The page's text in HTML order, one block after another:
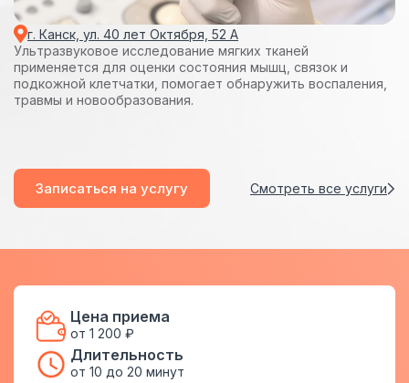
г. Канск, ул. 40 лет Октября, 52 А
Ультразвуковое исследование мягких тканей
применяется для оценки состояния мышц, связок и
подкожной клетчатки, помогает обнаружить воспаления,
травмы и новообразования.
Записаться на услугу Смотреть все услуги
Цена приема
от 1 200 ₽
Длительность
от 10 до 20 минут